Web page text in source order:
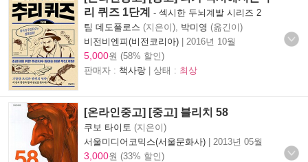
리 퀴즈 1단계
- 섹시한 두뇌계발 시리즈 2
팀 데도풀로스 (지은이), 박미영 (옮긴이)
비전비엔피(비전코리아) | 2016년 10월
5,000원 (58% 할인)
판매자 : 책사랑 | 상태 : 최상
[온라인중고] [중고] 블리치 58
쿠보 타이토 (지은이)
서울미디어코믹스(서울문화사) | 2013년 05월
3,000원 (33% 할인)